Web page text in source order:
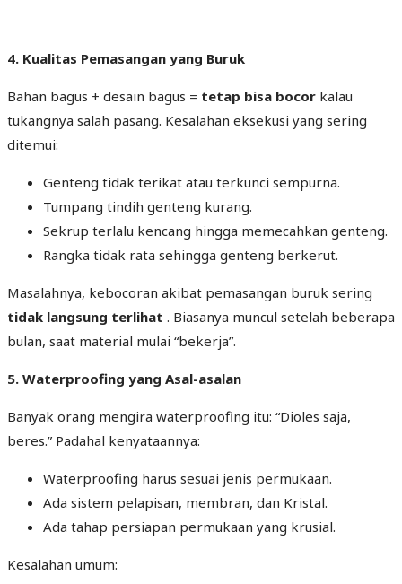
4. Kualitas Pemasangan yang Buruk
Bahan bagus + desain bagus = tetap bisa bocor kalau
tukangnya salah pasang. Kesalahan eksekusi yang sering
ditemui:
Genteng tidak terikat atau terkunci sempurna.
Tumpang tindih genteng kurang.
Sekrup terlalu kencang hingga memecahkan genteng.
Rangka tidak rata sehingga genteng berkerut.
Masalahnya, kebocoran akibat pemasangan buruk sering
tidak langsung terlihat . Biasanya muncul setelah beberapa
bulan, saat material mulai “bekerja”.
5. Waterproofing yang Asal-asalan
Banyak orang mengira waterproofing itu: “Dioles saja,
beres.” Padahal kenyataannya:
Waterproofing harus sesuai jenis permukaan.
Ada sistem pelapisan, membran, dan Kristal.
Ada tahap persiapan permukaan yang krusial.
Kesalahan umum: